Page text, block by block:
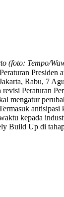
(foto: Tempo/
Rabu, 7
Peraturan
kepada
Build Up di